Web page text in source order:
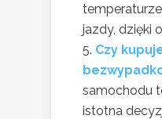
jazdy, dzięki
Czy
samochodu
istotna